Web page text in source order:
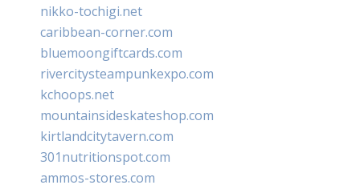
nikko-tochigi.net
caribbean-corner.com
bluemoongiftcards.com
rivercitysteampunkexpo.com
kchoops.net
mountainsideskateshop.com
kirtlandcitytavern.com
301nutritionspot.com
ammos-stores.com